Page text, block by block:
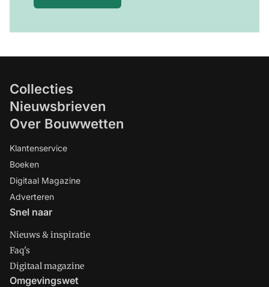
Collecties
Nieuwsbrieven
Over Bouwwetten
Klantenservice
Boeken
Digitaal Magazine
Adverteren
Snel naar
Nieuws & inspiratie
Faq's
Digitaal magazine
Omgevingswet